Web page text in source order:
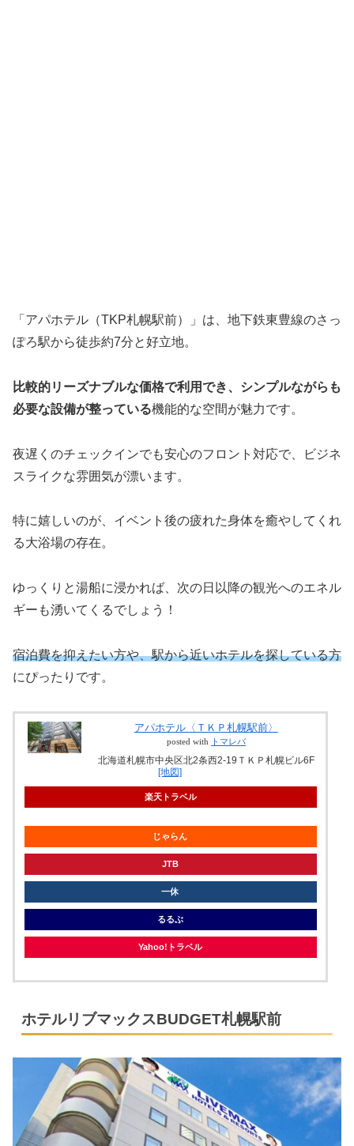
「アパホテル（TKP札幌駅前）」は、地下鉄東豊線のさっ
ぽろ駅から徒歩約7分と好立地。
比較的リーズナブルな価格で利用でき、シンプルながらも
必要な設備が整っている機能的な空間が魅力です。
夜遅くのチェックインでも安心のフロント対応で、ビジネ
スライクな雰囲気が漂います。
特に嬉しいのが、イベント後の疲れた身体を癒やしてくれ
る大浴場の存在。
ゆっくりと湯船に浸かれば、次の日以降の観光へのエネル
ギーも湧いてくるでしょう！
宿泊費を抑えたい方や、駅から近いホテルを探している方
にぴったりです。
アパホテル〈ＴＫＰ札幌駅前〉
posted with トマレバ
北海道札幌市中央区北2条西2-19ＴＫＰ札幌ビル6F
[地図]
楽天トラベル
じゃらん
JTB
一休
るるぶ
Yahoo!トラベル
ホテルリブマックスBUDGET札幌駅前